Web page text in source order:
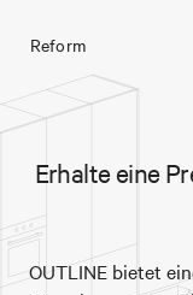
Reform
Erhalte eine
OUTLINE bietet